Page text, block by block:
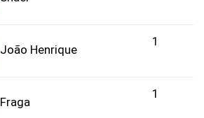
João Henrique
1
Fraga
1